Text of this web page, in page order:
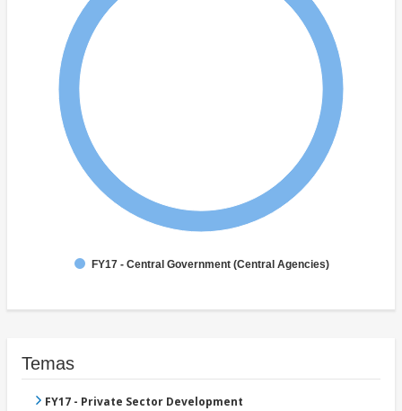
FY17 - Central Government (Central Agencies)
Temas
FY17 - Private Sector Development